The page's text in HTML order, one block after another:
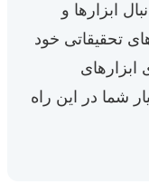
ابزارها و
تحقیقاتی خود
ابزارهای
شما در این راه